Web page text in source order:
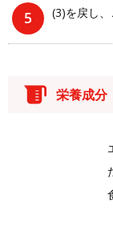
(3)を戻し、
栄養成分